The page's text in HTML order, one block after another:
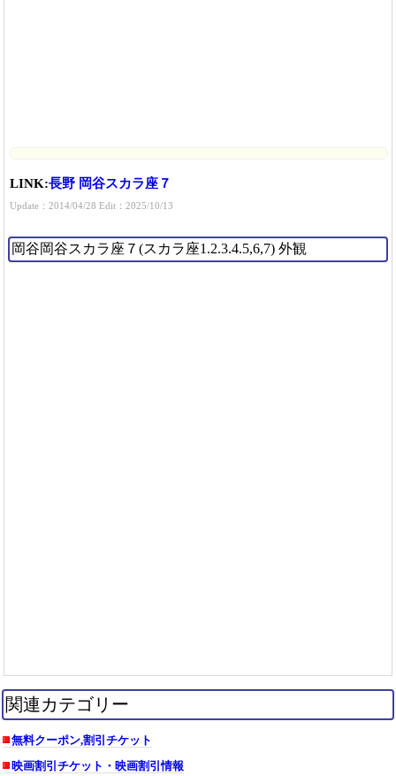
LINK:長野 岡谷スカラ座７
Update：2014/04/28 Edit：2025/10/13
岡谷岡谷スカラ座７(スカラ座1.2.3.4.5,6,7) 外観
関連カテゴリー
無料クーポン,割引チケット
映画割引チケット・映画割引情報